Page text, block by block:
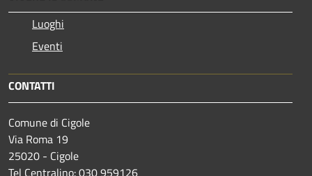
Luoghi
Eventi
CONTATTI
Comune di Cigole
Via Roma 19
25020 - Cigole
Tel Centralino: 030 959126